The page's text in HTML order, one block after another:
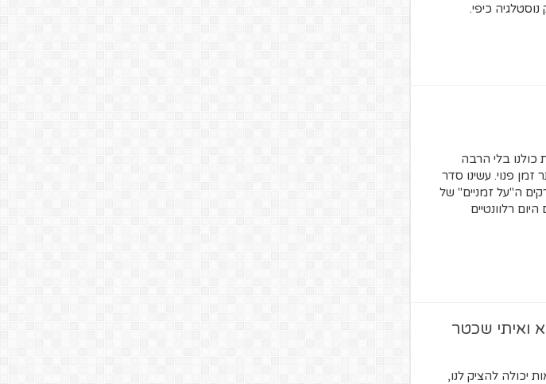
כיפי.
בלי הרבה
זמן פנוי. עשינו סדר
ה"על זמניים" של
רלוונטיים
יכולה להציק לנו,